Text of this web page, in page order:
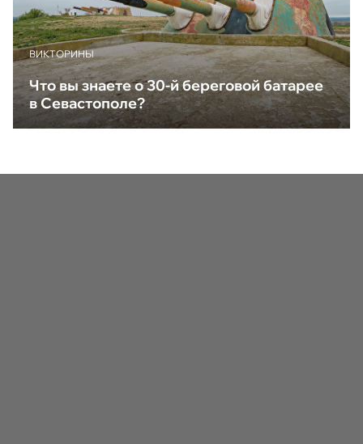
ВИКТОРИНЫ
Что вы знаете о 30-й береговой батарее
в Севастополе?